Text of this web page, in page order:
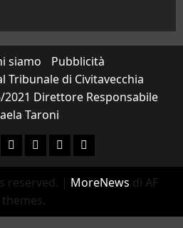
siamo
Pubblicità
Tribunale di Civitavecchia
2021 Direttore Responsabile
Taroni
YouTubeTwitterEmailEnte
Parco
Naturale
reserved. | MoreNews di AF
themes.